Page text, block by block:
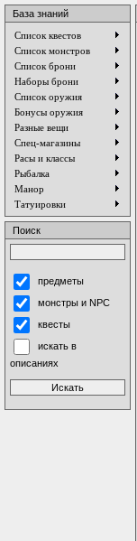
База знаний
Список квестов
Список монстров
Список брони
Наборы брони
Список оружия
Бонусы оружия
Разные вещи
Спец-магазины
Расы и классы
Рыбалка
Манор
Татуировки
Поиск
предметы
монстры и NPC
квесты
искать в
описаниях